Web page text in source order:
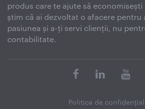
produs care te ajute să
știm că ai dezvoltat o afacere pentru
pasiunea și a-ți servi clienții, nu
contabilitate.
Politica de